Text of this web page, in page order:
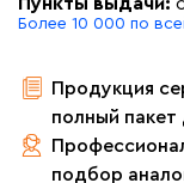
Более 10 000 по
Продукция
полный
подбор